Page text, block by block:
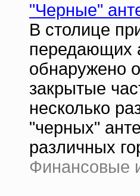
"Черные"
В столице
передающих
обнаружено
закрытые
несколько
"черных"
различных
Финансовые